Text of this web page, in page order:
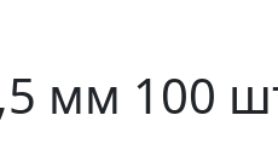
мм 100